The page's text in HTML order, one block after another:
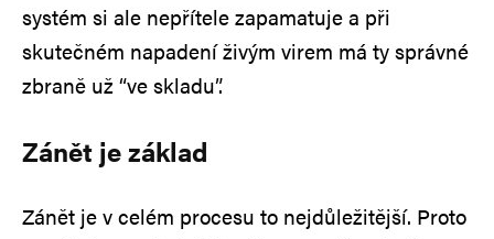
systém si ale nepřítele zapamatuje a při
skutečném napadení živým virem má ty správné
zbraně už “ve skladu”.
Zánět je základ
Zánět je v celém procesu to nejdůležitější. Proto